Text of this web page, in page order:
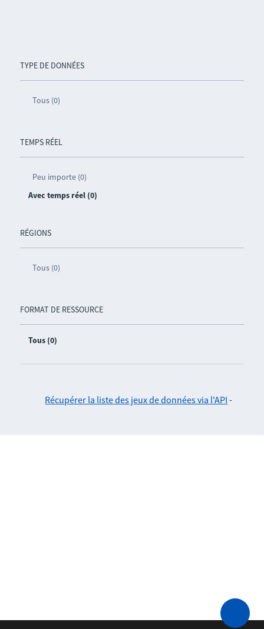
TYPE DE DONNÉES
Tous (0)
TEMPS RÉEL
Peu importe (0)
Avec temps réel (0)
RÉGIONS
Tous (0)
FORMAT DE RESSOURCE
Tous (0)
Récupérer la liste des jeux de données via l'API -